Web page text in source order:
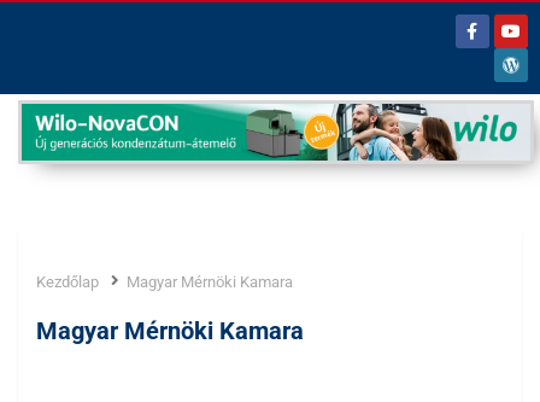
Kezdőlap Magyar Mérnöki Kamara
Címke:
Magyar Mérnöki Kamara